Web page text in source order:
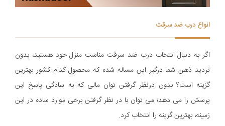
انواع درب ضد سرقت
اگر به دنبال انتخاب درب ضد سرقت مناسب منزل خود هستید، بدون
تردید ذهن شما درگیر این مساله شده که محصول کدام کشور بهترین
گزینه است؟ بدون درنظر گرفتن توان مالی که به سادگی پاسخ این
پرسش را می دهد؛ می توان با در نظر گرفتن برخی موارد ساده در این
زمینه، بهترین گزینه را انتخاب کرد.